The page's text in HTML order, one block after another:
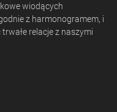
wiodących
z harmonogramem, i
relacje z naszymi